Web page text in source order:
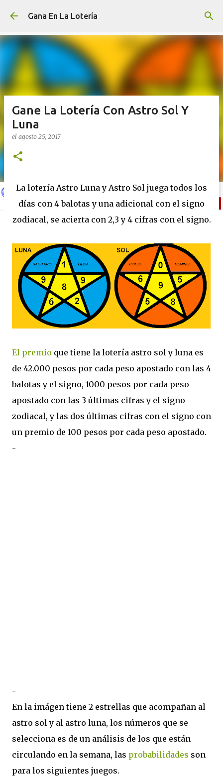
Ir al contenido principal
Gana En La Lotería
Gane La Lotería Con Astro Sol Y
Luna
el agosto 25, 2017
La lotería Astro Luna y Astro Sol juega todos los
días con 4 balotas y una adicional con el signo
zodiacal, se acierta con 2,3 y 4 cifras con el signo.
El premio que tiene la lotería astro sol y luna es
de 42.000 pesos por cada peso apostado con las 4
balotas y el signo, 1000 pesos por cada peso
apostado con las 3 últimas cifras y el signo
zodiacal, y las dos últimas cifras con el signo con
un premio de 100 pesos por cada peso apostado.
-
-
En la imágen tiene 2 estrellas que acompañan al
astro sol y al astro luna, los números que se
selecciona es de un análisis de los que están
circulando en la semana, las probabilidades son
para los siguientes juegos.